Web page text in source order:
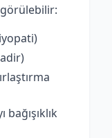
görülebilir:
bağışıklık